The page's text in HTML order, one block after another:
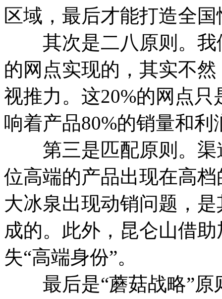
区域，最后才能打造全
其次是二八原则。我
的网点实现的，其实不
视推力。这20%的网点
响着产品80%的销量和利
第三是匹配原则。渠
位高端的产品出现在高
大冰泉出现动销问题，
成的。此外，昆仑山借
失“高端身份”。
最后是“蘑菇战略”原